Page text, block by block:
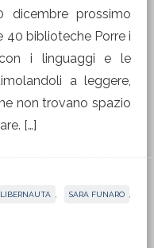
prossimo
biblioteche Porre i
i linguaggi e le
a leggere,
non trovano spazio
[…]
LIBERNAUTA SARA FUNARO